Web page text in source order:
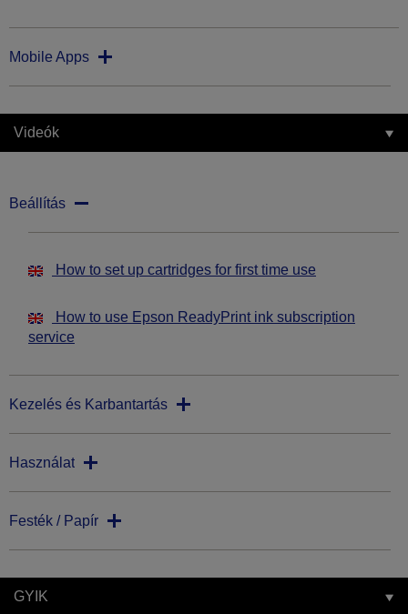
Mobile Apps
Videók
Beállítás
How to set up cartridges for first time use
How to use Epson ReadyPrint ink subscription
service
Kezelés és Karbantartás
Használat
Festék / Papír
GYIK